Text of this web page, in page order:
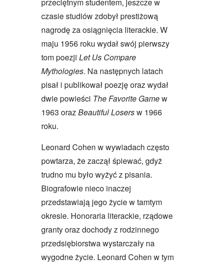
czasie studiów zdobył prestiżową
nagrodę za osiągnięcia literackie. W
maju 1956 roku wydał swój pierwszy
tom poezji Let Us Compare
Mythologies. Na następnych latach
pisał i publikował poezję oraz wydał
dwie powieści The Favorite Gamew
1963 orazBeautiful Losersw 1966
roku.
Leonard Cohen w wywiadach często
powtarza, że zaczął śpiewać, gdyż
trudno mu było wyżyć z pisania.
Biografowie nieco inaczej
przedstawiają jego życie w tamtym
okresie. Honoraria literackie, rządowe
granty oraz dochody z rodzinnego
przedsiębiorstwa wystarczały na
wygodne życie. Leonard Cohen w tym